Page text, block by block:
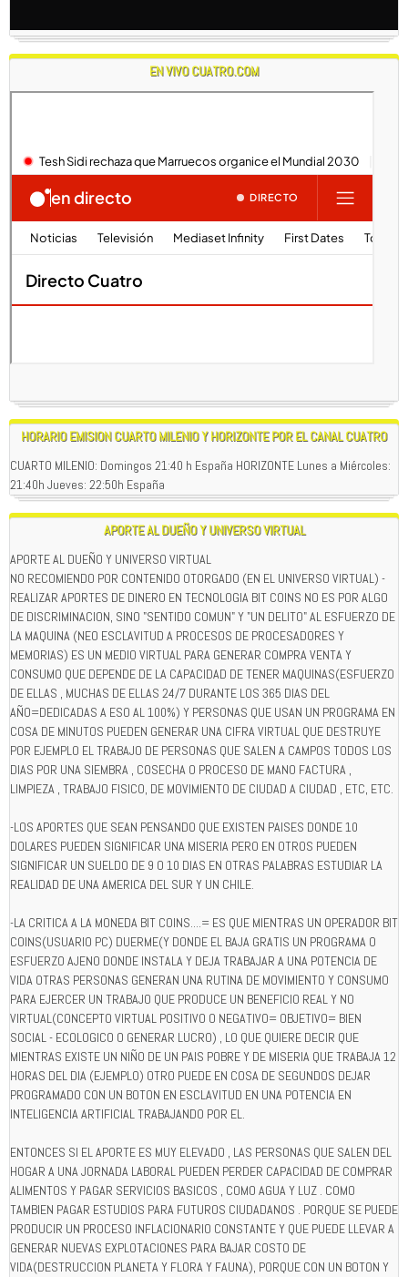
EN VIVO CUATRO.COM
HORARIO EMISION CUARTO MILENIO Y HORIZONTE POR EL CANAL CUATRO
CUARTO MILENIO: Domingos 21:40 h España HORIZONTE Lunes a Miércoles:
21:40h Jueves: 22:50h España
APORTE AL DUEÑO Y UNIVERSO VIRTUAL
APORTE AL DUEÑO Y UNIVERSO VIRTUAL
NO RECOMIENDO POR CONTENIDO OTORGADO (EN EL UNIVERSO VIRTUAL) -
REALIZAR APORTES DE DINERO EN TECNOLOGIA BIT COINS NO ES POR ALGO
DE DISCRIMINACION, SINO "SENTIDO COMUN" Y "UN DELITO" AL ESFUERZO DE
LA MAQUINA (NEO ESCLAVITUD A PROCESOS DE PROCESADORES Y
MEMORIAS) ES UN MEDIO VIRTUAL PARA GENERAR COMPRA VENTA Y
CONSUMO QUE DEPENDE DE LA CAPACIDAD DE TENER MAQUINAS(ESFUERZO
DE ELLAS , MUCHAS DE ELLAS 24/7 DURANTE LOS 365 DIAS DEL
AÑO=DEDICADAS A ESO AL 100%) Y PERSONAS QUE USAN UN PROGRAMA EN
COSA DE MINUTOS PUEDEN GENERAR UNA CIFRA VIRTUAL QUE DESTRUYE
POR EJEMPLO EL TRABAJO DE PERSONAS QUE SALEN A CAMPOS TODOS LOS
DIAS POR UNA SIEMBRA , COSECHA O PROCESO DE MANO FACTURA ,
LIMPIEZA , TRABAJO FISICO, DE MOVIMIENTO DE CIUDAD A CIUDAD , ETC, ETC.
-LOS APORTES QUE SEAN PENSANDO QUE EXISTEN PAISES DONDE 10
DOLARES PUEDEN SIGNIFICAR UNA MISERIA PERO EN OTROS PUEDEN
SIGNIFICAR UN SUELDO DE 9 O 10 DIAS EN OTRAS PALABRAS ESTUDIAR LA
REALIDAD DE UNA AMERICA DEL SUR Y UN CHILE.
-LA CRITICA A LA MONEDA BIT COINS....= ES QUE MIENTRAS UN OPERADOR BIT
COINS(USUARIO PC) DUERME(Y DONDE EL BAJA GRATIS UN PROGRAMA O
ESFUERZO AJENO DONDE INSTALA Y DEJA TRABAJAR A UNA POTENCIA DE
VIDA OTRAS PERSONAS GENERAN UNA RUTINA DE MOVIMIENTO Y CONSUMO
PARA EJERCER UN TRABAJO QUE PRODUCE UN BENEFICIO REAL Y NO
VIRTUAL(CONCEPTO VIRTUAL POSITIVO O NEGATIVO= OBJETIVO= BIEN
SOCIAL - ECOLOGICO O GENERAR LUCRO) , LO QUE QUIERE DECIR QUE
MIENTRAS EXISTE UN NIÑO DE UN PAIS POBRE Y DE MISERIA QUE TRABAJA 12
HORAS DEL DIA (EJEMPLO) OTRO PUEDE EN COSA DE SEGUNDOS DEJAR
PROGRAMADO CON UN BOTON EN ESCLAVITUD EN UNA POTENCIA EN
INTELIGENCIA ARTIFICIAL TRABAJANDO POR EL.
ENTONCES SI EL APORTE ES MUY ELEVADO , LAS PERSONAS QUE SALEN DEL
HOGAR A UNA JORNADA LABORAL PUEDEN PERDER CAPACIDAD DE COMPRAR
ALIMENTOS Y PAGAR SERVICIOS BASICOS , COMO AGUA Y LUZ . COMO
TAMBIEN PAGAR ESTUDIOS PARA FUTUROS CIUDADANOS . PORQUE SE PUEDE
PRODUCIR UN PROCESO INFLACIONARIO CONSTANTE Y QUE PUEDE LLEVAR A
GENERAR NUEVAS EXPLOTACIONES PARA BAJAR COSTO DE
VIDA(DESTRUCCION PLANETA Y FLORA Y FAUNA), PORQUE CON UN BOTON Y